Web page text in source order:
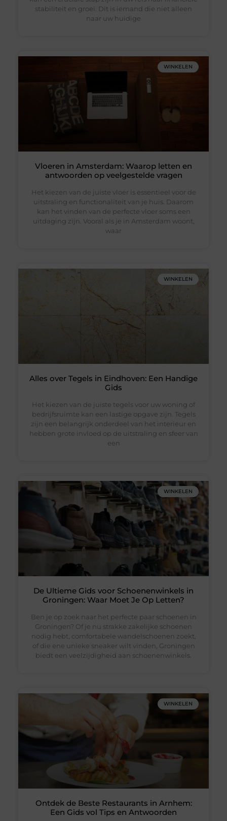
stabiliteit en groei. Dit is iemand die niet alleen
naar uw huidige
WINKELEN
Vloeren in Amsterdam: Waarop letten en
antwoorden op veelgestelde vragen
Het kiezen van de juiste vloer is essentieel voor de
uitstraling en functionaliteit van je huis. Daarom
kan het vinden van de perfecte vloer soms een
uitdaging zijn. Vooral als je in Amsterdam woont,
waar
WINKELEN
Alles over Tegels in Eindhoven: Een Handige
Gids
Het kiezen van de juiste tegels voor uw woning of
bedrijfsruimte kan een lastige opgave zijn. Tegels
zijn een belangrijk onderdeel van het interieur en
hebben grote invloed op de uitstraling en sfeer van
een
WINKELEN
De Ultieme Gids voor Schoenenwinkels in
Groningen: Waar Moet Je Op Letten?
Ben je op zoek naar het perfecte paar schoenen in
Groningen? Of je nu strakke zakelijke schoenen
nodig hebt, comfortabele wandelschoenen zoekt,
of die ene unieke sneaker wilt vinden, Groningen
biedt een veelzijdigheid aan schoenenwinkels.
WINKELEN
Ontdek de Beste Restaurants in Arnhem:
Een Gids vol Tips en Antwoorden